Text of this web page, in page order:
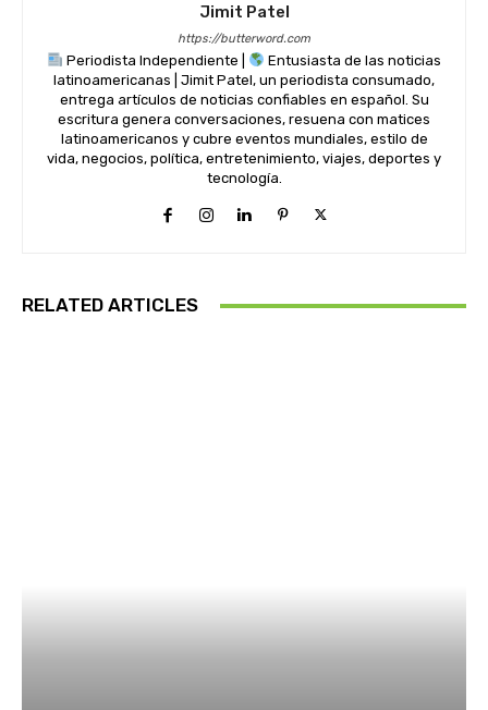
Jimit Patel
https://butterword.com
Periodista Independiente |
Entusiasta de las noticias
latinoamericanas | Jimit Patel, un periodista consumado,
entrega artículos de noticias confiables en español. Su
escritura genera conversaciones, resuena con matices
latinoamericanos y cubre eventos mundiales, estilo de
vida, negocios, política, entretenimiento, viajes, deportes y
tecnología.
RELATED ARTICLES